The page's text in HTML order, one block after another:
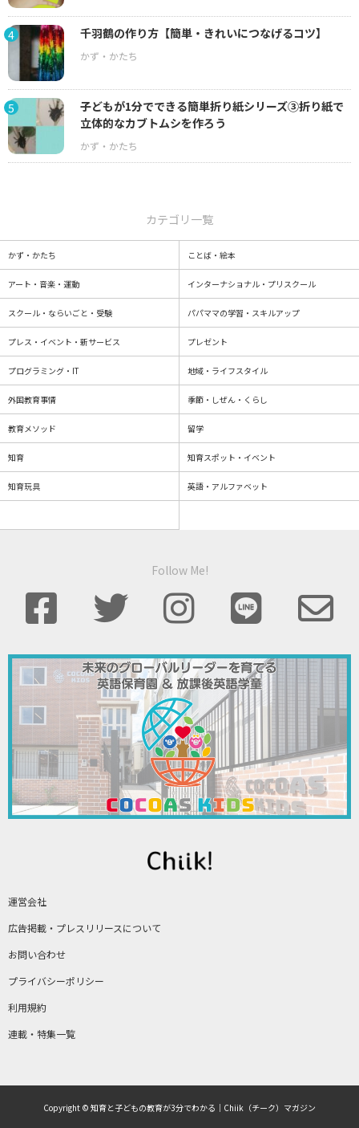
4 千羽鶴の作り方【簡単・きれいにつなげるコツ】
5
子どもが1分でできる簡単折り紙シリーズ③折り紙で
立体的なカブトムシを作ろう
運営会社
広告掲載・プレスリリースについて
お問い合わせ
プライバシーポリシー
利用規約
連載・特集一覧
カテゴリ一覧
かず・かたち ことば・絵本
アート・音楽・運動 インターナショナル・プリスクール
スクール・ならいごと・受験 パパママの学習・スキルアップ
プレス・イベント・新サービス プレゼント
プログラミング・IT 地域・ライフスタイル
外国教育事情 季節・しぜん・くらし
教育メソッド 留学
知育 知育スポット・イベント
知育玩具 英語・アルファベット
Follow Me!
Copyright © 知育と子どもの教育が3分でわかる｜Chiik（チーク）マガジン